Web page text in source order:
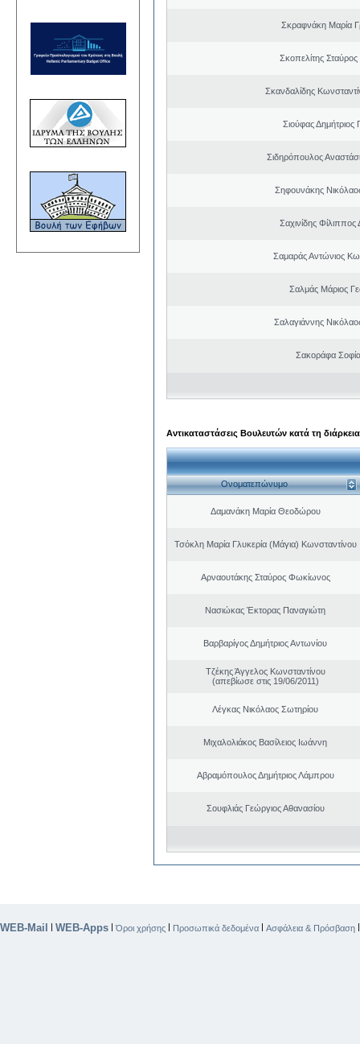
Σκραφνάκη Μαρία
Σκοπελίτης
Σκανδαλίδης
Σιούφας Δημήτριος
Σιδηρόπουλος
Σηφουνάκης
Σαχινίδης Φίλιππος
Σαμαράς Αντώνιος
Σαλμάς Μάριος
Σαλαγιάννης
Σακοράφα
Αντικαταστάσεις Βουλευτών κατά τη
Ονοματεπώνυμο
Δαμανάκη Μαρία Θεοδώρου
Τσόκλη Μαρία Γλυκερία (Μάγια) Κωνσταντίνου
Αρναουτάκης Σταύρος Φωκίωνος
Νασιώκας Έκτορας Παναγιώτη
Βαρβαρίγος Δημήτριος Αντωνίου
Τζέκης Άγγελος Κωνσταντίνου
(απεβίωσε στις 19/06/2011)
Λέγκας Νικόλαος Σωτηρίου
Μιχαλολιάκος Βασίλειος Ιωάννη
Αβραμόπουλος Δημήτριος Λάμπρου
Σουφλιάς Γεώργιος Αθανασίου
WEB-Mail | WEB-Apps |Όροι χρήσης | Προσωπικά δεδομένα | Ασφάλεια & Πρόσβαση